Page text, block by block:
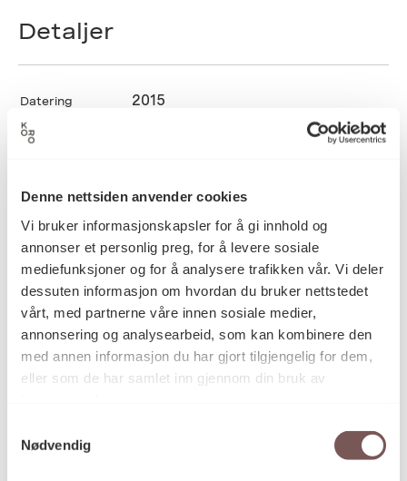
Denne nettsiden anvender cookies
Vi bruker informasjonskapsler for å gi innhold og
annonser et personlig preg, for å levere sosiale
mediefunksjoner og for å analysere trafikken vår. Vi deler
dessuten informasjon om hvordan du bruker nettstedet
vårt, med partnerne våre innen sosiale medier,
annonsering og analysearbeid, som kan kombinere den
med annen informasjon du har gjort tilgjengelig for dem,
eller som de har samlet inn gjennom din bruk av
Nødvendig
Detaljer
Datering 2015
Kategori Installasjon, Metall
Teknikk og
materiale
Sveiset og lakkerte stålbuer